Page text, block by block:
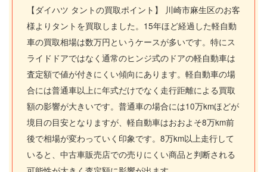
【ダイハツ タントの買取ポイント】 川崎市麻生区のお客
様よりタントを買取しました。15年ほど経過した軽自動
車の買取相場は数万円というケースが多いです。特にス
ライドドアではなく通常のヒンジ式のドアの軽自動車は
査定額で値が付きにくい傾向にあります。軽自動車の場
合には普通車以上に年式だけでなく走行距離による買取
額の影響が大きいです。普通車の場合には10万kmほどが
境目の目安となりますが、軽自動車はおおよそ8万km前
後で相場が変わっていく印象です。8万km以上走行して
いると、中古車販売店での売りにくい商品と判断される